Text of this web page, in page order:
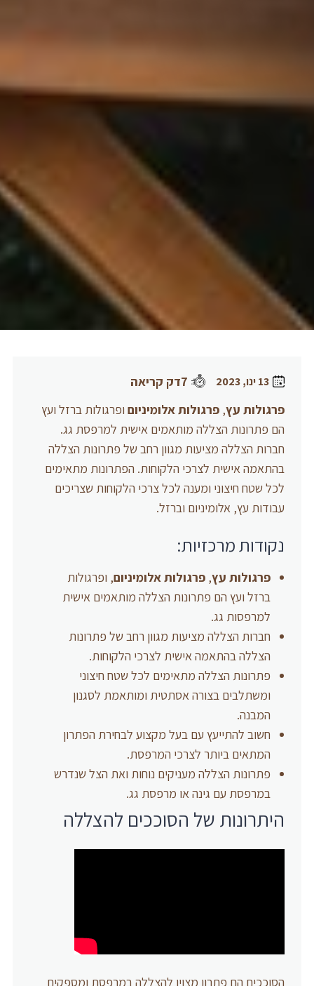
13 ינו, 2023
7דק קריאה
פרגולות עץ, פרגולות אלומיניוםופרגולות ברזל ועץ
הם פתרונות הצללה מותאמים אישית למרפסת גג.
חברות הצללה מציעות מגוון רחב של פתרונות הצללה
בהתאמה אישית לצרכי הלקוחות. הפתרונות מתאימים
לכל שטח חיצוני ומענה לכל צרכי הלקוחות שצריכים
עבודות עץ, אלומיניום וברזל.
נקודות מרכזיות:
פרגולות עץ, פרגולות אלומיניום, ופרגולות
ברזל ועץ הם פתרונות הצללה מותאמים אישית
למרפסות גג.
חברות הצללה מציעות מגוון רחב של פתרונות
הצללה בהתאמה אישית לצרכי הלקוחות.
פתרונות הצללה מתאימים לכל שטח חיצוני
ומשתלבים בצורה אסתטית ומותאמת לסגנון
המבנה.
חשוב להתייעץ עם בעל מקצוע לבחירת הפתרון
המתאים ביותר לצרכי המרפסת.
פתרונות הצללה מעניקים נוחות ואת הצל שנדרש
במרפסת עם גינה או מרפסת גג.
היתרונות של הסוככים להצללה
הסוככים הם פתרון מצוין להצללה במרפסת ומספקים